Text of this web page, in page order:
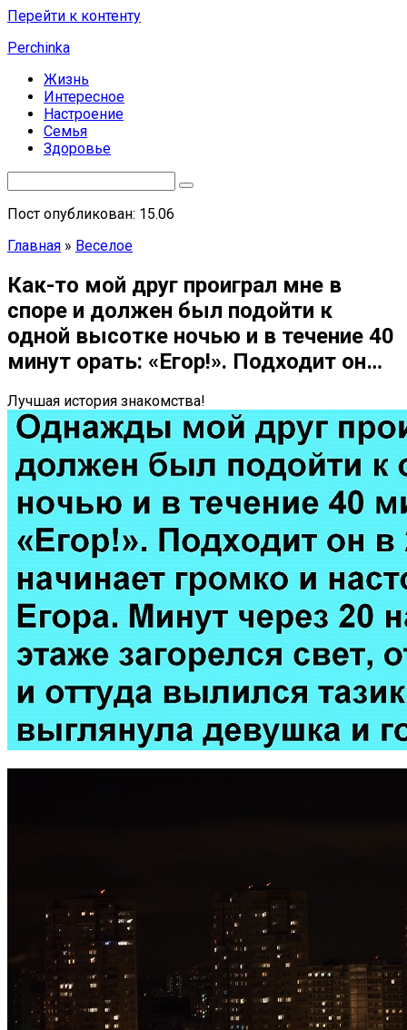
Перейти к контенту
Perchinka
Жизнь
Интересное
Настроение
Семья
Здоровье
Пост опубликован: 15.06
Главная » Веселое
Как-то мой друг проиграл мне в
споре и должен был подойти к
одной высотке ночью и в течение 40
минут орать: «Егор!». Подходит он…
Лучшая история знакомства!